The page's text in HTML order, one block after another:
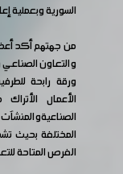
السورية وبعملية
من جهتهم أكد
والتعاون
ورقة رابحة
الأعمال
المختلفة بحيث
الفرص المتاحة